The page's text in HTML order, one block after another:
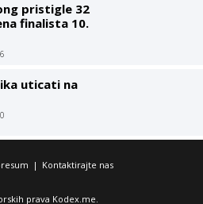
pristigle 32
finalista 10.
uticati na
| Kontaktirajte nas
prava Kodex.me.